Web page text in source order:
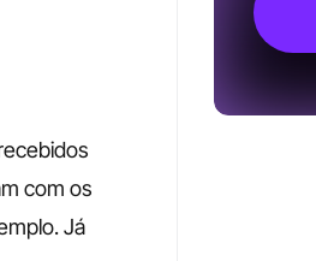
com os
Já